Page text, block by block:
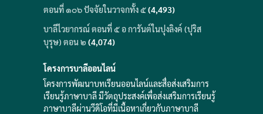
ตอนที่ ๑๐๖ ปัจจัยในวาจกทั้ง ๕(4,493)
บาลีไวยากรณ์ ตอนที่ ๕ อ การันต์ในปุงลิงค์ (ปุริส
บุรุษ) ตอน ๒ (4,074)
โครงการบาลีออนไลน์
โครงการพัฒนาบทเรียนออนไลน์และสื่อส่งเสริมการ
เรียนรู้ภาษาบาลี มีวัตถุประสงค์เพื่อส่งเสริมการเรียนรู้
ภาษาบาลีผ่านวีดิโอที่มีเนื้อหาเกี่ยวกับภาษาบาลี